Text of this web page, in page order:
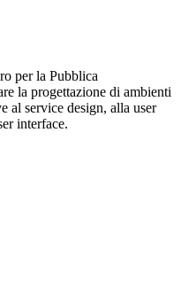
per la Pubblica
la progettazione di ambienti
al service design, alla user
interface.